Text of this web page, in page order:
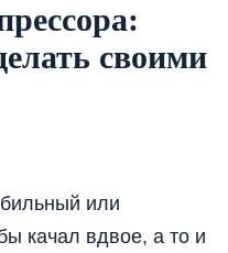
своими
или
качал вдвое, а то и